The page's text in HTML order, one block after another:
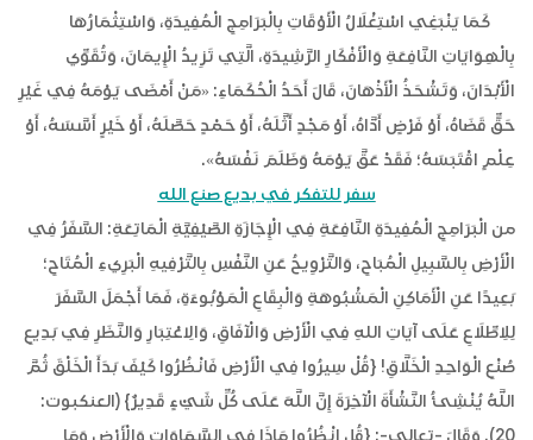
كَمَا يَنْبَغِي اسْتِغْلَالُ الْأَوْقَاتِ بِالْبَرَامِجِ الْمُفِيدَةِ، وَاسْتِثْمَارُهَا
بِالْهِوَايَاتِ النَّافِعَةِ وَالْأَفْكَارِ الرَّشِيدَةِ، الَّتِي تَزِيدُ الْإِيمَانَ، وَتُقَوِّي
الْأَبْدَانَ، وَتَشْحَذُ الْأَذْهَانَ، قَالَ أَحَدُ الْحُكَمَاءِ: «مَنْ أَمْضَى يَوْمَهُ فِي غَيْرِ
حَقٍّ قَضَاهُ، أَوْ فَرْضٍ أَدَّاهُ، أَوْ مَجْدٍ أَثَّلَهُ، أَوْ حَمْدٍ حَصَّلَهُ، أَوْ خَيْرٍ أَسَّسَهُ، أَوْ
عِلْمٍ اقْتَبَسَهُ؛ فَقَدْ عَقَّ يَوْمَهُ وَظَلَمَ نَفْسَهُ».
سفر للتفكر في بديع صنع الله
من الْبَرَامِجِ الْمُفِيدَةِ النَّافِعَةِ فِي الْإِجَازَةِ الصَّيْفِيَّةِ الْمَاتِعَةِ: السَّفَرُ فِي
الْأَرْضِ بِالسَّبِيلِ الْمُبَاحِ، وَالتَّرْوِيحُ عَنِ النَّفْسِ بِالتَّرْفِيهِ الْبَرِيءِ الْمُتَاحِ؛
بَعِيدًا عَنِ الْأَمَاكِنِ الْمَشْبُوهَةِ وَالْبِقَاعِ الْمَوْبُوءَةِ، فَمَا أَجْمَلَ السَّفَرَ
لِلِاطِّلَاعِ عَلَى آيَاتِ اللهِ فِي الْأَرْضِ وَالْآفَاقِ، وَالِاعْتِبَارِ وَالنَّظَرِ فِي بَدِيعِ
صُنْعِ الْوَاحِدِ الْخَلَّاقِ! {قُلْ سِيرُوا فِي الْأَرْضِ فَانْظُرُوا كَيْفَ بَدَأَ الْخَلْقَ ثُمَّ
اللَّهُ يُنْشِئُ النَّشْأَةَ الْآخِرَةَ إِنَّ اللَّهَ عَلَى كُلِّ شَيْءٍ قَدِيرٌ} (العنكبوت: